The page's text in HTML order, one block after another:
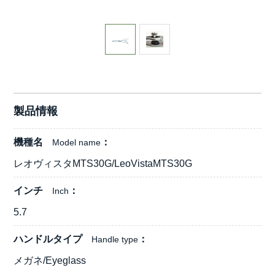
製品情報
機種名 Model name
レオヴィスタMTS30G/LeoVistaMTS30G
インチ Inch
5.7
ハンドルタイプ Handle type
メガネ/Eyeglass